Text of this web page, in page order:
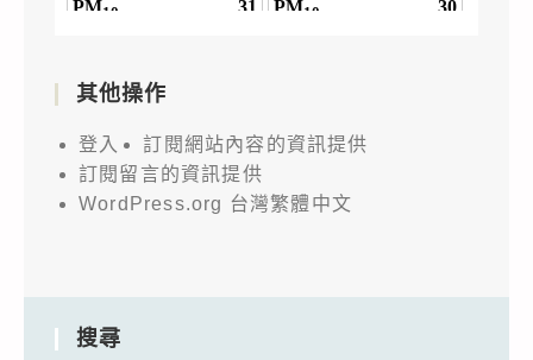
其他操作
登入
訂閱網站內容的資訊提供
訂閱留言的資訊提供
WordPress.org 台灣繁體中文
搜尋